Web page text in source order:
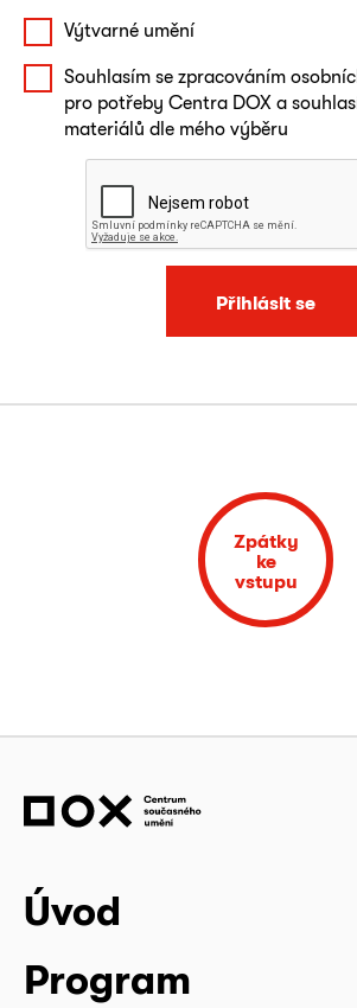
Výtvarné umění
Souhlasím se zpracováním
pro potřeby Centra DOX a
materiálů dle mého výběru
Přihlásit se
Zpátky
ke
vstupu
Úvod
Program